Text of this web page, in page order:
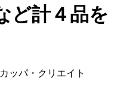
ど計４品を
ッパ・クリエイト